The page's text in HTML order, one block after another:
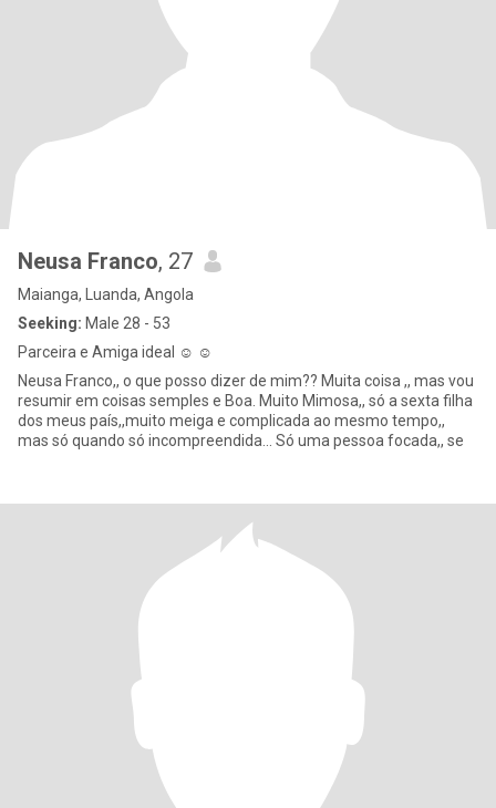
Neusa Franco, 27
Maianga, Luanda, Angola
Seeking: Male 28 - 53
Parceira e Amiga ideal ☺️ ☺️
Neusa Franco,, o que posso dizer de mim?? Muita coisa ,, mas vou
resumir em coisas semples e Boa. Muito Mimosa,, só a sexta filha
dos meus país,,muito meiga e complicada ao mesmo tempo,,
mas só quando só incompreendida... Só uma pessoa focada,, se